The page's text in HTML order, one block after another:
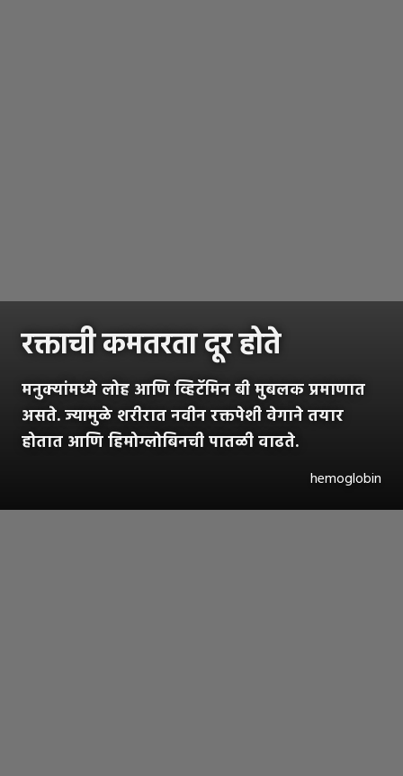
रक्ताची कमतरता दूर होते
मनुक्यांमध्ये लोह आणि व्हिटॅमिन बी मुबलक प्रमाणात
असते. ज्यामुळे शरीरात नवीन रक्तपेशी वेगाने तयार
होतात आणि हिमोग्लोबिनची पातळी वाढते.
hemoglobin